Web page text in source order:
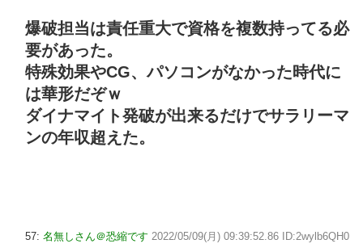
爆破担当は責任重大で資格を複数持ってる必
要があった。
特殊効果やCG、パソコンがなかった時代に
は華形だぞｗ
ダイナマイト発破が出来るだけでサラリーマ
ンの年収超えた。
57: 名無しさん＠恐縮です 2022/05/09(月) 09:39:52.86 ID:2wylb6QH0